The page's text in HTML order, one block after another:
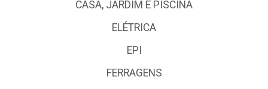
CASA, JARDIM E PISCINA
ELÉTRICA
EPI
FERRAGENS